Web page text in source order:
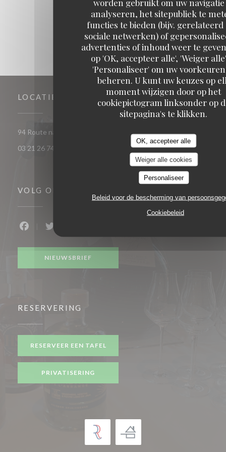
analyseren, het sitepubliek te
functies te bieden (bijv. gerelateerd
sociale netwerken) of
advertenties of inhoud weer te
op 'OK, accepteer alle', 'Weiger
'Personaliseer' om uw
beheren. U kunt uw keuzes op
moment wijzigen door op het
cookiepictogram linksonder op
sitepagina's te klikken.
OK, accepteer alle
Weiger alle cookies
Personaliseer
Beleid voor de bescherming van
Cookiebeleid
LOCATIE
94 Route nationale 62290 Nœux-les-Mines
03 21 26 74 74
VOLG ONS
Facebook ((opent in een nieuw venster))
Twitter ((opent in een nieuw venster))
NIEUWSBRIEF
RESERVERING
RESERVEER EEN TAFEL
PRIVATISERING